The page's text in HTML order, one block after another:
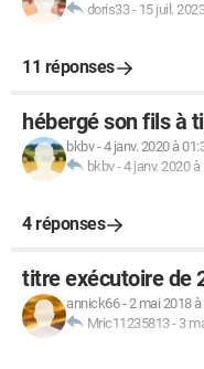
doris33- 15 juil.
11 réponses
hébergé son fils à
bkbv-4 janv. 2020 à
bkbv-4 janv. 2020 à
4 réponses
titre exécutoire de
annick66-2 mai 2018 à
Mric11235813- 3